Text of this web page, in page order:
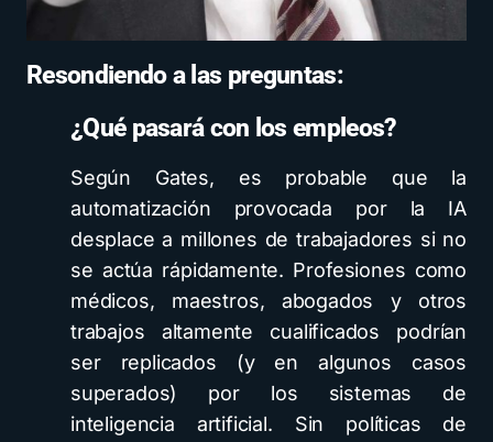
Resondiendo a las preguntas:
¿Qué pasará con los empleos?
Según Gates, es probable que la
automatización provocada por la IA
desplace a millones de trabajadores si no
se actúa rápidamente. Profesiones como
médicos, maestros, abogados y otros
trabajos altamente cualificados podrían
ser replicados (y en algunos casos
superados) por los sistemas de
inteligencia artificial. Sin políticas de